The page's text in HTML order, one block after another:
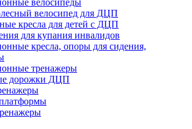
велосипеды
велосипед для ДЦП
кресла для детей с ДЦП
для купания инвалидов
кресла, опоры для сидения,
тренажеры
дорожки ДЦП